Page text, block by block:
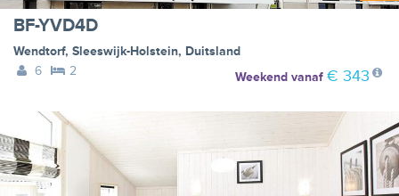
BF-YVD4D
Wendtorf, Sleeswijk-Holstein, Duitsland
6
2 Weekendvanaf € 343